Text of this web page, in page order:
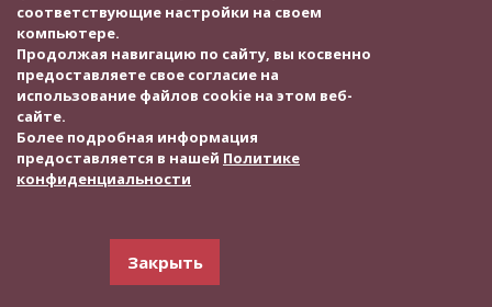
Собрано: 187 266 руб.
После операции ему необходим курс
реабилитации - без него все усилия
врачей могут оказаться напрасными. Это
лечение нельзя отложить, но его
соответствующие настройки на своем
компьютере.
Продолжая навигацию по сайту, вы косвенно
предоставляете свое согласие на
использование файлов cookie на этом веб-
сайте.
Более подробная информация
предоставляется в нашей Политике
конфиденциальности
Закрыть